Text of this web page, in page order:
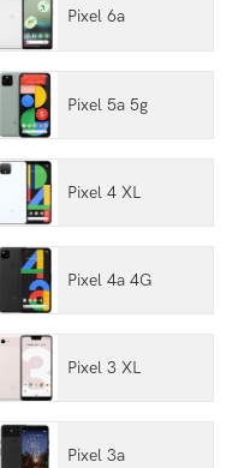
Pixel 6a
Pixel 5a 5g
Pixel 4 XL
Pixel 4a 4G
Pixel 3 XL
Pixel 3a